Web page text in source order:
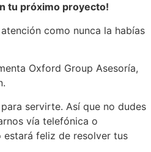
tu próximo proyecto!
como nunca la habías
Oxford Group Asesoría,
servirte. Así que no dudes
vía telefónica o
feliz de resolver tus